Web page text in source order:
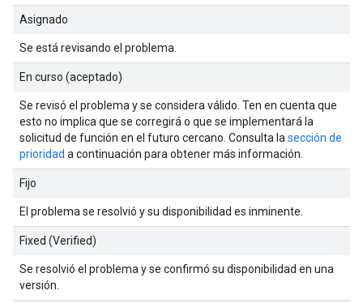
Asignado
Se está revisando el problema.
En curso (aceptado)
Se revisó el problema y se considera válido. Ten en cuenta que
esto no implica que se corregirá o que se implementará la
solicitud de función en el futuro cercano. Consulta la sección de
prioridad a continuación para obtener más información.
Fijo
El problema se resolvió y su disponibilidad es inminente.
Fixed (Verified)
Se resolvió el problema y se confirmó su disponibilidad en una
versión.